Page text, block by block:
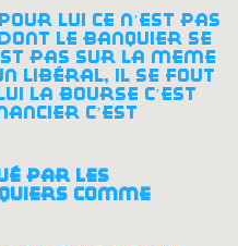
lui ce n’est pas
le banquier se
pas sur la même
libéral, il se fout
la bourse c’est
c’est
par les
comme